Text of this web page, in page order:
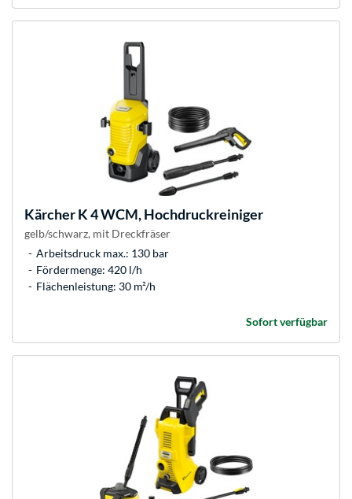
KärcherK 4 WCM, Hochdruckreiniger
gelb/schwarz, mit Dreckfräser
Arbeitsdruck max.: 130 bar
Fördermenge: 420 l/h
Flächenleistung: 30 m²/h
Sofort verfügbar